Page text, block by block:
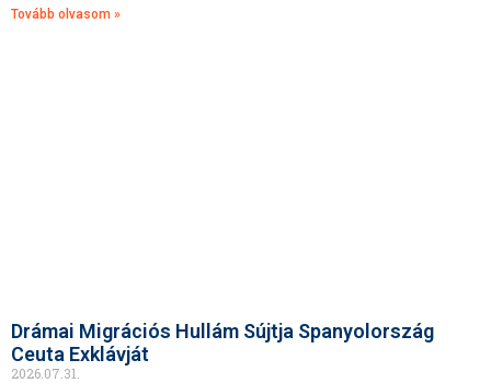
Tovább olvasom »
Drámai Migrációs Hullám Sújtja Spanyolország
Ceuta Exklávját
2026.07.31.